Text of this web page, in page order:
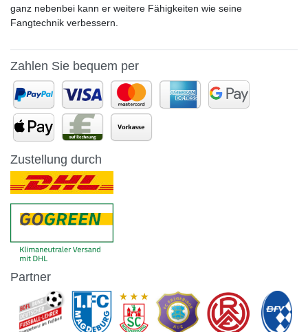
ganz nebenbei kann er weitere Fähigkeiten wie seine
Fangtechnik verbessern.
Zahlen Sie bequem per
Zustellung durch
Partner